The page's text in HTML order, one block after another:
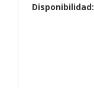
Disponibilidad: